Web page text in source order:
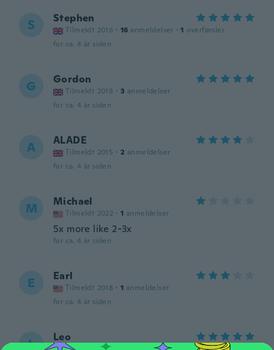
S Stephen
Tilmeldt 2016 · 16 anmeldelser · 1 overførsler
for ca. 4 år siden
G Gordon
Tilmeldt 2018 · 3 anmeldelser
for ca. 4 år siden
A ALADE
Tilmeldt 2015 · 2 anmeldelser
for ca. 4 år siden
M Michael
Tilmeldt 2022 · 1 anmeldelser
5x more like 2-3x
for ca. 4 år siden
E Earl
Tilmeldt 2018 · 1 anmeldelser
for ca. 4 år siden
L Leo